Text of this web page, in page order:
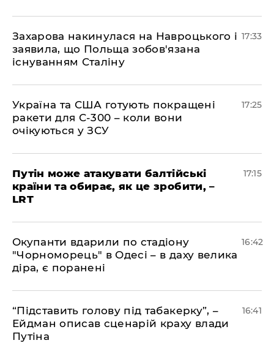
​Захарова накинулася на Навроцького і
заявила, що Польща зобов'язана
існуванням Сталіну
17:33
​Україна та США готують покращені
ракети для С-300 – коли вони
очікуються у ЗСУ
17:25
​Путін може атакувати балтійські
країни та обирає, як це зробити, –
LRT
17:15
​Окупанти вдарили по стадіону
"Чорноморець" в Одесі – в даху велика
діра, є поранені
16:42
​“Підставить голову під табакерку”, –
Ейдман описав сценарій краху влади
Путіна
16:41